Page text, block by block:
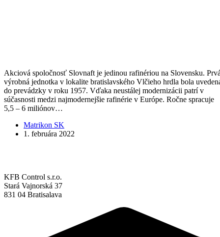
Akciová spoločnosť Slovnaft je jedinou rafinériou na Slovensku.
výrobná jednotka v lokalite bratislavského Vlčieho hrdla bola
do prevádzky v roku 1957. Vďaka neustálej modernizácii patrí v
súčasnosti medzi najmodernejšie rafinérie v Európe. Ročne spracuje
5,5 – 6 miliónov…
Matrikon SK
1. februára 2022
KFB Control s.r.o.
Stará Vajnorská 37
831 04 Bratisalava